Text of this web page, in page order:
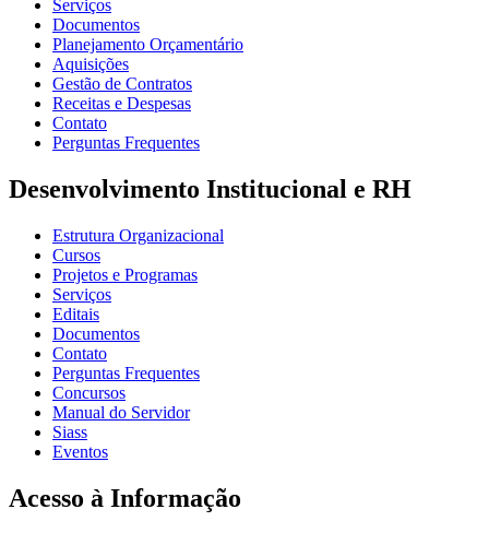
Serviços
Documentos
Planejamento Orçamentário
Aquisições
Gestão de Contratos
Receitas e Despesas
Contato
Perguntas Frequentes
Desenvolvimento Institucional e RH
Estrutura Organizacional
Cursos
Projetos e Programas
Serviços
Editais
Documentos
Contato
Perguntas Frequentes
Concursos
Manual do Servidor
Siass
Eventos
Acesso à Informação